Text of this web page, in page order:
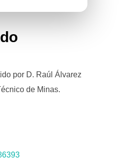
por D. Raúl Álvarez
de Minas.